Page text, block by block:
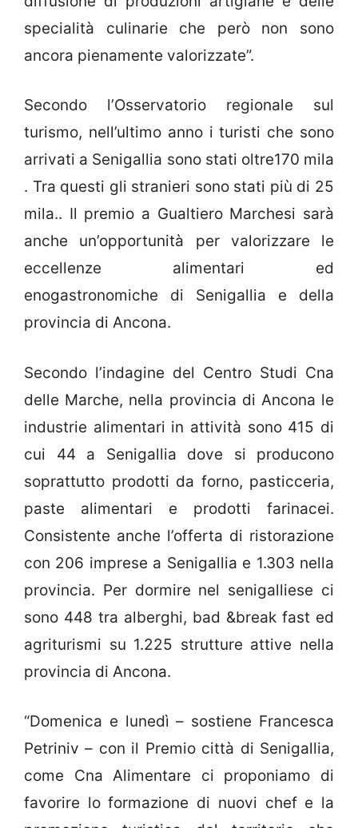
specialità culinarie che però non sono
ancora pienamente valorizzate”.
Secondo l’Osservatorio regionale sul
turismo, nell’ultimo anno i turisti che sono
arrivati a Senigallia sono stati oltre170 mila
. Tra questi gli stranieri sono stati più di 25
mila.. Il premio a Gualtiero Marchesi sarà
anche un’opportunità per valorizzare le
eccellenze alimentari ed
enogastronomiche di Senigallia e della
provincia di Ancona.
Secondo l’indagine del Centro Studi Cna
delle Marche, nella provincia di Ancona le
industrie alimentari in attività sono 415 di
cui 44 a Senigallia dove si producono
soprattutto prodotti da forno, pasticceria,
paste alimentari e prodotti farinacei.
Consistente anche l’offerta di ristorazione
con 206 imprese a Senigallia e 1.303 nella
provincia. Per dormire nel senigalliese ci
sono 448 tra alberghi, bad &break fast ed
agriturismi su 1.225 strutture attive nella
provincia di Ancona.
“Domenica e lunedì – sostiene Francesca
Petriniv – con il Premio città di Senigallia,
come Cna Alimentare ci proponiamo di
favorire lo formazione di nuovi chef e la